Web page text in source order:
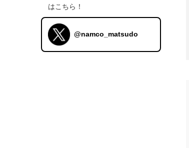
はこちら！
@namco_matsudo